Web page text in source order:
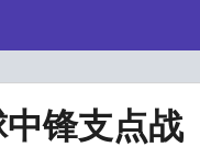
锋支点战